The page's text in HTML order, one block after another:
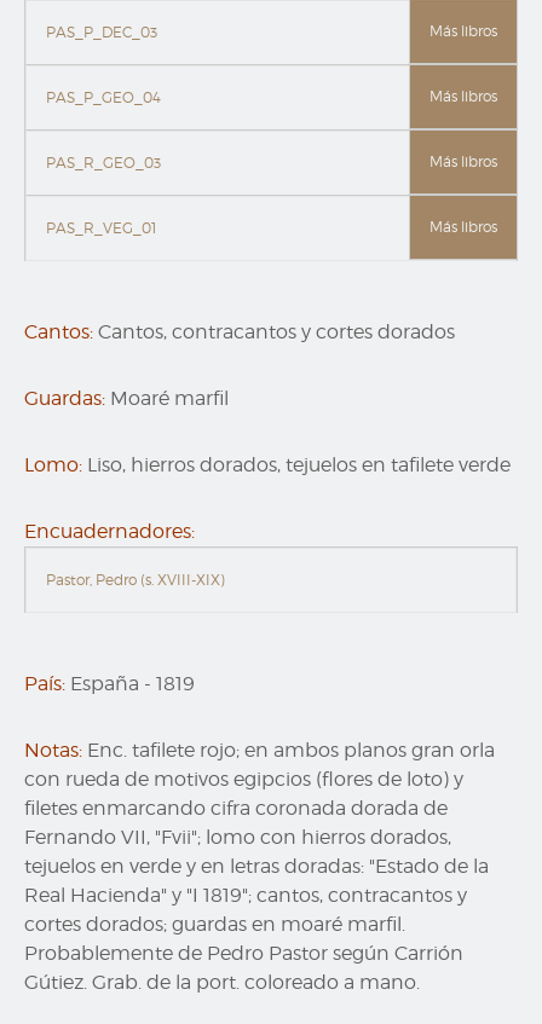
PAS_P_DEC_03 Más libros
PAS_P_GEO_04 Más libros
PAS_R_GEO_03 Más libros
PAS_R_VEG_01 Más libros
Cantos: Cantos, contracantos y cortes dorados
Guardas: Moaré marfil
Lomo: Liso, hierros dorados, tejuelos en tafilete verde
Encuadernadores:
Pastor, Pedro (s. XVIII-XIX)
País: España - 1819
Notas: Enc. tafilete rojo; en ambos planos gran orla
con rueda de motivos egipcios (flores de loto) y
filetes enmarcando cifra coronada dorada de
Fernando VII, "Fvii"; lomo con hierros dorados,
tejuelos en verde y en letras doradas: "Estado de la
Real Hacienda" y "I 1819"; cantos, contracantos y
cortes dorados; guardas en moaré marfil.
Probablemente de Pedro Pastor según Carrión
Gútiez. Grab. de la port. coloreado a mano.